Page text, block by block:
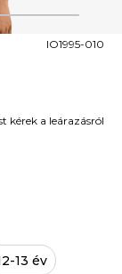
3
IO1995-010
kérek a leárazásról
13 év